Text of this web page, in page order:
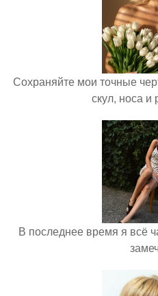
Сохраняйте мои точные
скул, носа и
В последнее время я всё